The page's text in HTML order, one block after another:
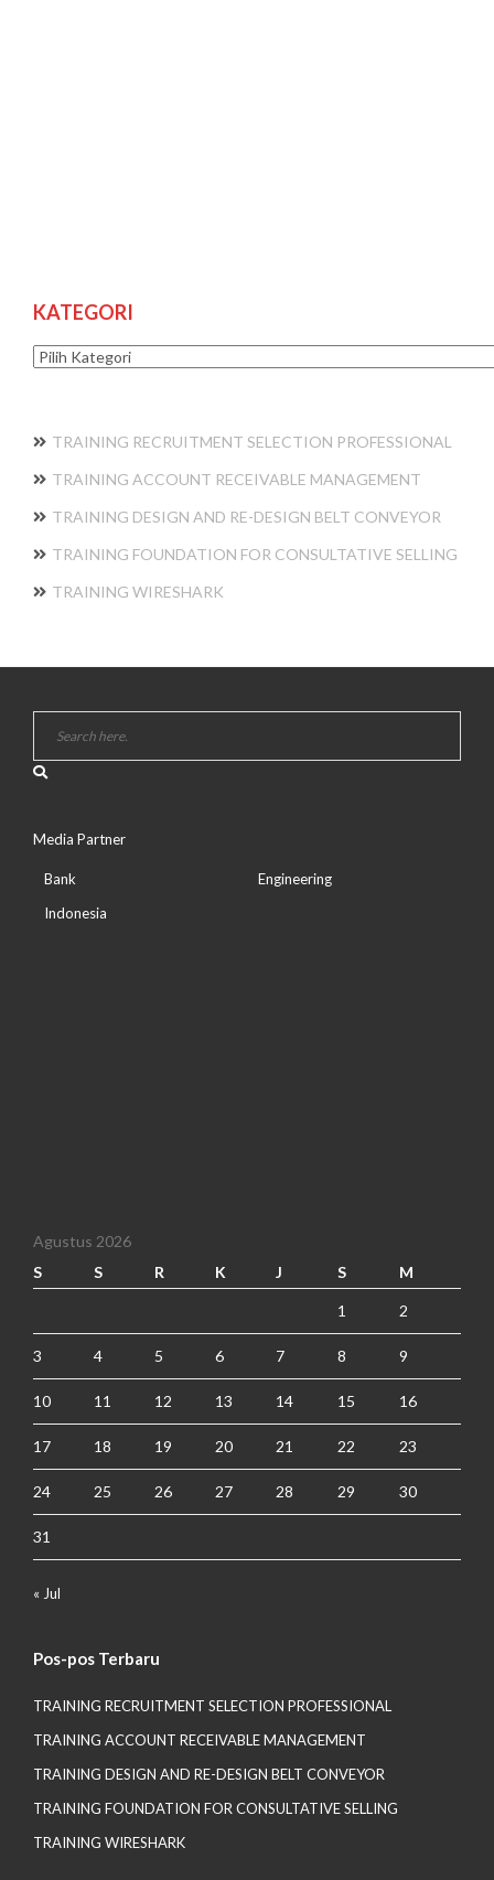
KATEGORI
Kategori
TRAINING RECRUITMENT SELECTION PROFESSIONAL
TRAINING ACCOUNT RECEIVABLE MANAGEMENT
TRAINING DESIGN AND RE-DESIGN BELT CONVEYOR
TRAINING FOUNDATION FOR CONSULTATIVE SELLING
TRAINING WIRESHARK
Media Partner
Bank
Indonesia
Engineering
Agustus 2026
S
S R K J S M
1 2
3 4 5 6 7 8 9
10 11 12 13 14 15 16
17 18 19 20 21 22 23
24 25 26 27 28 29 30
31
« Jul
Pos-pos Terbaru
TRAINING RECRUITMENT SELECTION PROFESSIONAL
TRAINING ACCOUNT RECEIVABLE MANAGEMENT
TRAINING DESIGN AND RE-DESIGN BELT CONVEYOR
TRAINING FOUNDATION FOR CONSULTATIVE SELLING
TRAINING WIRESHARK